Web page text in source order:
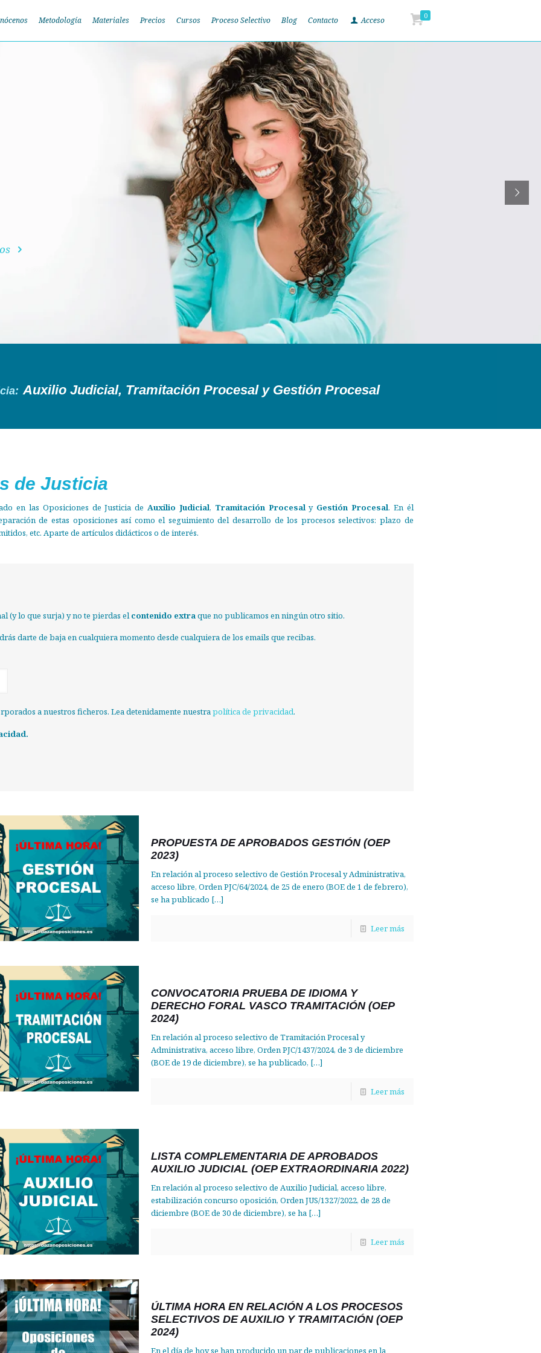
Metodología Materiales Precios Cursos Proceso Selectivo Blog Contacto Acceso 0
Auxilio Judicial, Tramitación Procesal y Gestión Procesal
de Justicia
en las Oposiciones de Justicia deAuxilio Judicial, Tramitación Procesaly Gestión Procesal. En él
de estas oposiciones así como el seguimiento del desarrollo de los procesos selectivos: plazo de
etc. Aparte de artículos didácticos o de interés.
(y lo que surja) y no te pierdas elcontenido extraque no publicamos en ningún otro sitio.
darte de baja en cualquiera momento desde cualquiera de los emails que recibas.
a nuestros ficheros. Lea detenidamente nuestrapolítica de privacidad.
PROPUESTA DE APROBADOS GESTIÓN (OEP
2023)
En relación al proceso selectivo de Gestión Procesal y Administrativa,
acceso libre, Orden PJC/64/2024, de 25 de enero (BOE de 1 de febrero),
se ha publicado […]
Leer más
CONVOCATORIA PRUEBA DE IDIOMA Y
DERECHO FORAL VASCO TRAMITACIÓN (OEP
2024)
En relación al proceso selectivo de Tramitación Procesal y
Administrativa, acceso libre, Orden PJC/1437/2024, de 3 de diciembre
(BOE de 19 de diciembre), se ha publicado, […]
Leer más
LISTA COMPLEMENTARIA DE APROBADOS
AUXILIO JUDICIAL (OEP EXTRAORDINARIA 2022)
En relación al proceso selectivo de Auxilio Judicial, acceso libre,
estabilización concurso oposición, Orden JUS/1327/2022, de 28 de
diciembre (BOE de 30 de diciembre), se ha […]
Leer más
ÚLTIMA HORA EN RELACIÓN A LOS PROCESOS
SELECTIVOS DE AUXILIO Y TRAMITACIÓN (OEP
2024)
En el día de hoy se han producido un par de publicaciones en la